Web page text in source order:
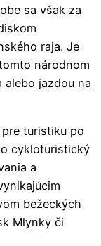
sa však za
raja. Je
národnom
alebo jazdou na
turistiku po
cykloturistický
a
bežeckých
Mlynky či